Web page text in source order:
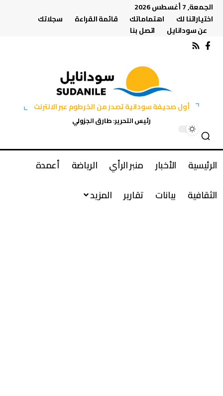
الجمعة, 7 أغسطس 2026
اختياراتنا لك
اهتماماتك قائمة القراءة
سجلاتك
عن سودانايل
اتصل بنا
أول صحيفة سودانية تصدر من الخرطوم عبر الانترنت
رئيس التحرير: طارق الجزولي
الرئيسية الأخبار منبر الرأي الرياضة
أعمدة
الثقافية
بيانات تقارير المزيد